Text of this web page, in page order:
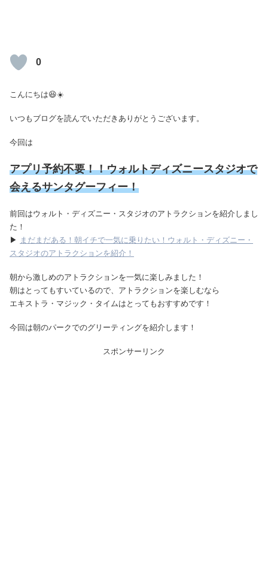
0
こんにちは😆☀️
いつもブログを読んでいただきありがとうございます。
今回は
アプリ予約不要！！ウォルトディズニースタジオで
会えるサンタグーフィー！
前回はウォルト・ディズニー・スタジオのアトラクションを紹介しまし
た！
▶ まだまだある！朝イチで一気に乗りたい！ウォルト・ディズニー・
スタジオのアトラクションを紹介！
朝から激しめのアトラクションを一気に楽しみました！
朝はとってもすいているので、アトラクションを楽しむなら
エキストラ・マジック・タイムはとってもおすすめです！
今回は朝のパークでのグリーティングを紹介します！
スポンサーリンク